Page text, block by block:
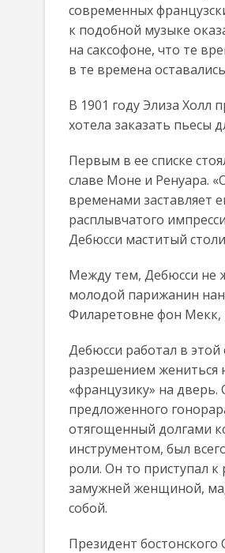
современных
к подобной музыке
на саксофоне, что те
в те времена
В 1901 году Элиза
хотела заказать пьесы
Первым в ее списке
славе Моне и Ренуара.
временами заставляет
расплывчатого
Дебюсси маститый
Между тем, Дебюсси не
молодой парижанин
Филаретовне фон Мекк,
Дебюсси работал в
разрешением жениться
«французику» на дверь.
предложенного
отягощенный долгами
инструментом, был
роли. Он то приступал
замужней женщиной,
собой.
Президент бостонского